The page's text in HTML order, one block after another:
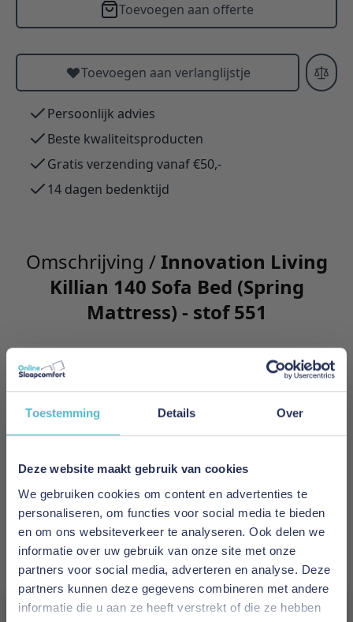
Toestemming Details Over
Deze website maakt gebruik van cookies
We gebruiken cookies om content en advertenties te
personaliseren, om functies voor social media te bieden
en om ons websiteverkeer te analyseren. Ook delen we
informatie over uw gebruik van onze site met onze
partners voor social media, adverteren en analyse. Deze
partners kunnen deze gegevens combineren met andere
informatie die u aan ze heeft verstrekt of die ze hebben
Toevoegen aan offerte
Toevoegen aan verlanglijstje
Persoonlijk advies
Beste kwaliteitsproducten
Gratis verzending vanaf €50,-
14 dagen bedenktijd
Omschrijving /Innovation Living
Killian 140 Sofa Bed (Spring
Mattress) - stof 551
Killian features an excellent sitting, louning and
sleeping comfort. The integrated mattress holds
comfort zones to support the individual parts of
your body.
Meer informatie
Merk
Innovation Living
EAN